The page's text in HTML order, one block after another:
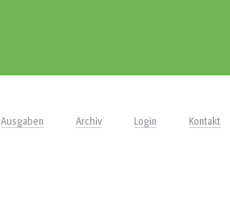
Ausgaben Archiv Login Kontakt